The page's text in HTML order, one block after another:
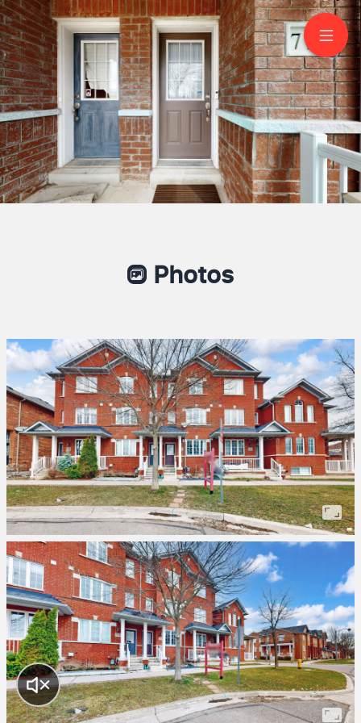
771 Cornell Rouge Blvd
Markham
Photos